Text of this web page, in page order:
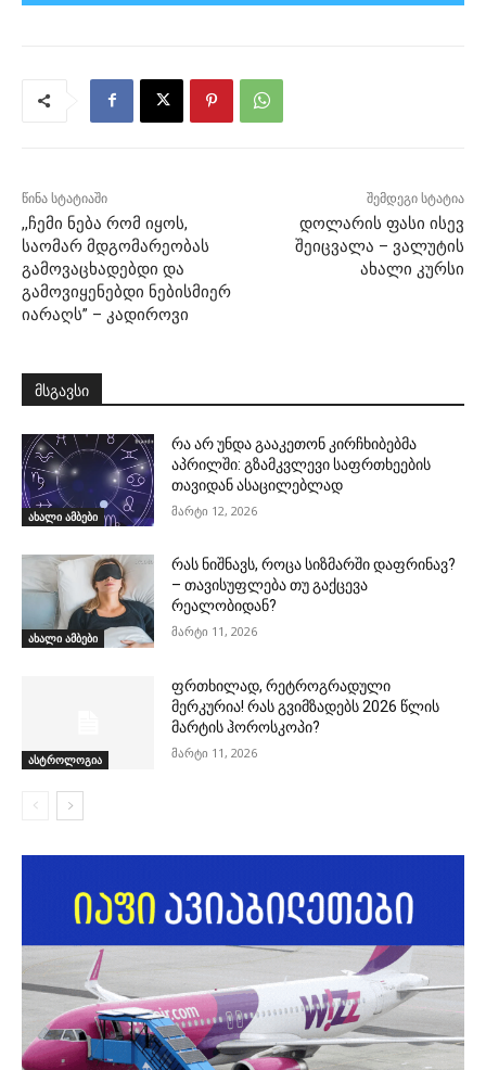
წინა სტატიაში
,,ჩემი ნება რომ იყოს,
საომარ მდგომარეობას
გამოვაცხადებდი და
გამოვიყენებდი ნებისმიერ
იარაღს” – კადიროვი
შემდეგი სტატია
დოლარის ფასი ისევ
შეიცვალა – ვალუტის
ახალი კურსი
მსგავსი
ახალი ამბები
რა არ უნდა გააკეთონ კირჩხიბებმა
აპრილში: გზამკვლევი საფრთხეების
თავიდან ასაცილებლად
მარტი 12, 2026
ახალი ამბები
რას ნიშნავს, როცა სიზმარში დაფრინავ?
– თავისუფლება თუ გაქცევა
რეალობიდან?
მარტი 11, 2026
ასტროლოგია
ფრთხილად, რეტროგრადული
მერკურია! რას გვიმზადებს 2026 წლის
მარტის ჰოროსკოპი?
მარტი 11, 2026